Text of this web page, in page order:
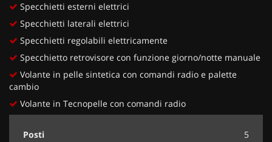
Specchietti esterni elettrici
Specchietti laterali elettrici
Specchietti regolabili elettricamente
Specchietto retrovisore con funzione giorno/notte manuale
Volante in pelle sintetica con comandi radio e palette
cambio
Volante in Tecnopelle con comandi radio
Posti
5